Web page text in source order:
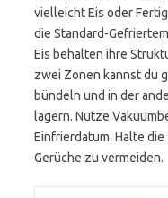
vielleicht Eis oder
die Standard-
Eis behalten ihre
zwei Zonen kannst du
bündeln und in der
lagern. Nutze
Einfrierdatum. Halte
Gerüche zu vermeiden.